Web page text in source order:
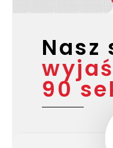
Nasz
90